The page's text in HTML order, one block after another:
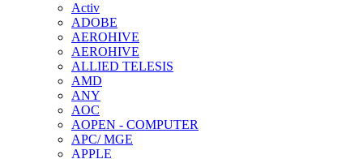
Activ
ADOBE
AEROHIVE
AEROHIVE
ALLIED TELESIS
AMD
ANY
AOC
AOPEN - COMPUTER
APC/ MGE
APPLE